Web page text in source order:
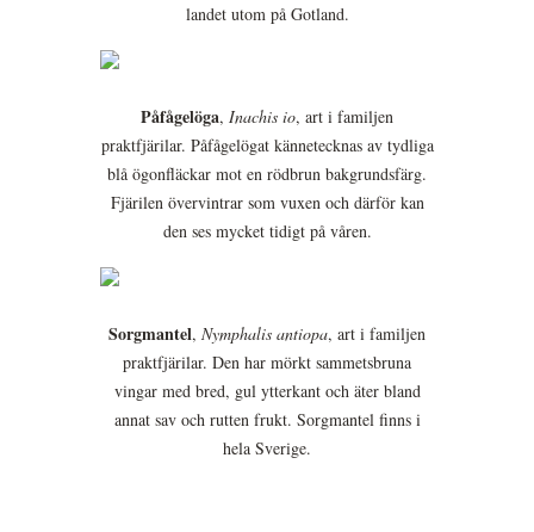
landet utom på Gotland.
Påfågelöga, Inachis io, art i familjen
praktfjärilar. Påfågelögat kännetecknas av tydliga
blå ögonfläckar mot en rödbrun bakgrundsfärg.
Fjärilen övervintrar som vuxen och därför kan
den ses mycket tidigt på våren.
Sorgmantel, Nymphalis antiopa, art i familjen
praktfjärilar. Den har mörkt sammetsbruna
vingar med bred, gul ytterkant och äter bland
annat sav och rutten frukt. Sorgmantel finns i
hela Sverige.